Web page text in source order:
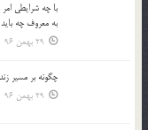
با چه شرايطي
به معروف چه
29 بهمن 96
چگونه بر مسير
29 بهمن 96